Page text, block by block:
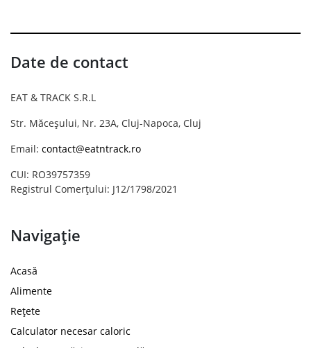
Date de contact
EAT & TRACK S.R.L
Str. Măceșului, Nr. 23A, Cluj-Napoca, Cluj
Email: contact@eatntrack.ro
CUI: RO39757359
Registrul Comerțului: J12/1798/2021
Navigație
Acasă
Alimente
Rețete
Calculator necesar caloric